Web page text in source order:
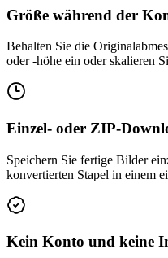
Größe während der
Behalten Sie die
oder -höhe ein oder skalieren
Einzel- oder ZIP-
Speichern Sie fertige Bilder
konvertierten Stapel in einem
Kein Konto und keine